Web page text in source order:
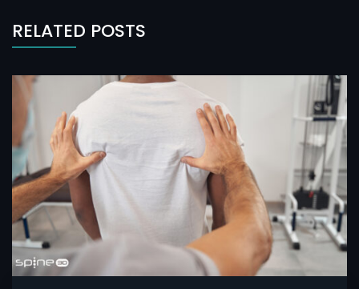
RELATED POSTS